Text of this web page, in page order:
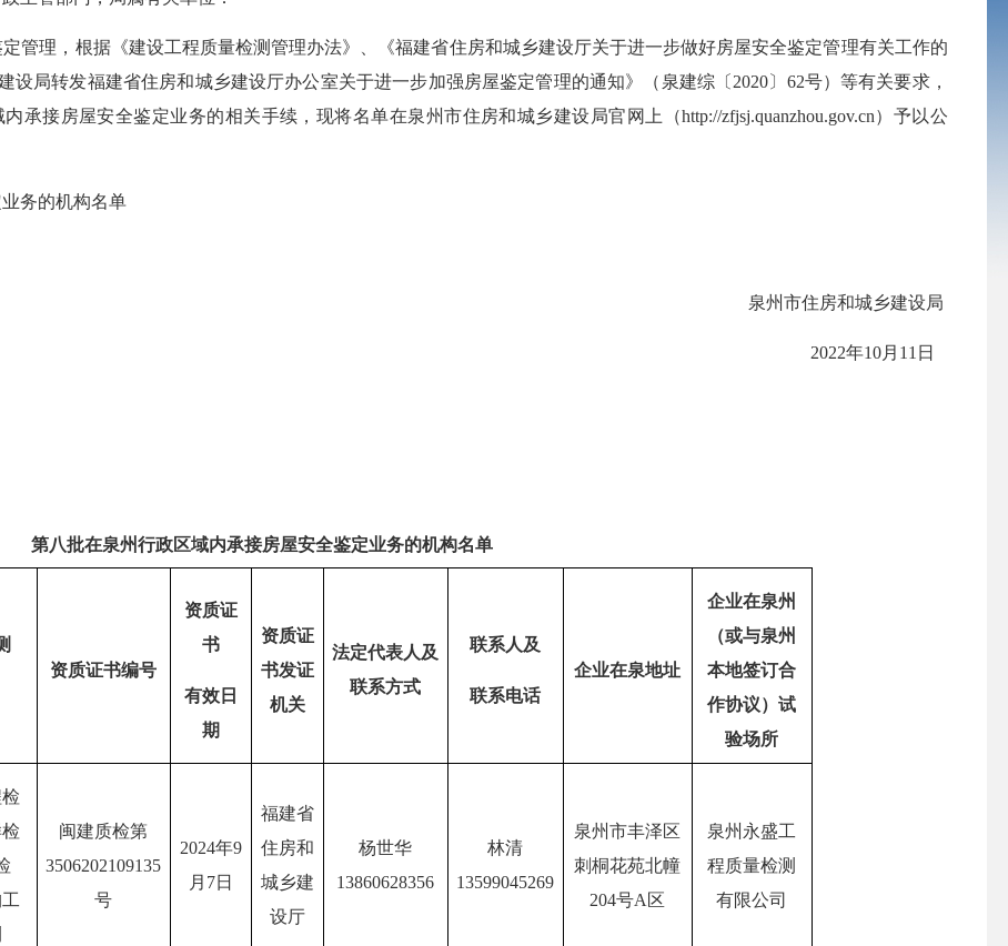
管理，根据《建设工程质量检测管理办法》、《福建省住房和城乡建设厅关于进一步做好房屋安全鉴定管理有关工作的
设局转发福建省住房和城乡建设厅办公室关于进一步加强房屋鉴定管理的通知》（泉建综〔2020〕62号）等有关要求，
承接房屋安全鉴定业务的相关手续，现将名单在泉州市住房和城乡建设局官网上（http://zfjsj.quanzhou.gov.cn）予以公
务的机构名单
泉州市住房和城乡建设局
2022年10月 11 日
第八批在泉州行政区域内承接房屋安全鉴定业务的机构名单
资质证书编号
资质证
书
有效日
期
资质证
书发证
机关
法定代表人及
联系方式
联系人及
联系电话
企业在泉地址
企业在泉州
（或与泉州
本地签订合
作协议）试
验场所
闽建质检第
3506202109135
号
2024年9
月7日
福建省
住房和
城乡建
设厅
杨世华
13860628356
林清
13599045269
泉州市丰泽区
刺桐花苑北幢
204号A区
泉州永盛工
程质量检测
有限公司